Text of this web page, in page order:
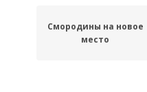
Смородины на новое
место